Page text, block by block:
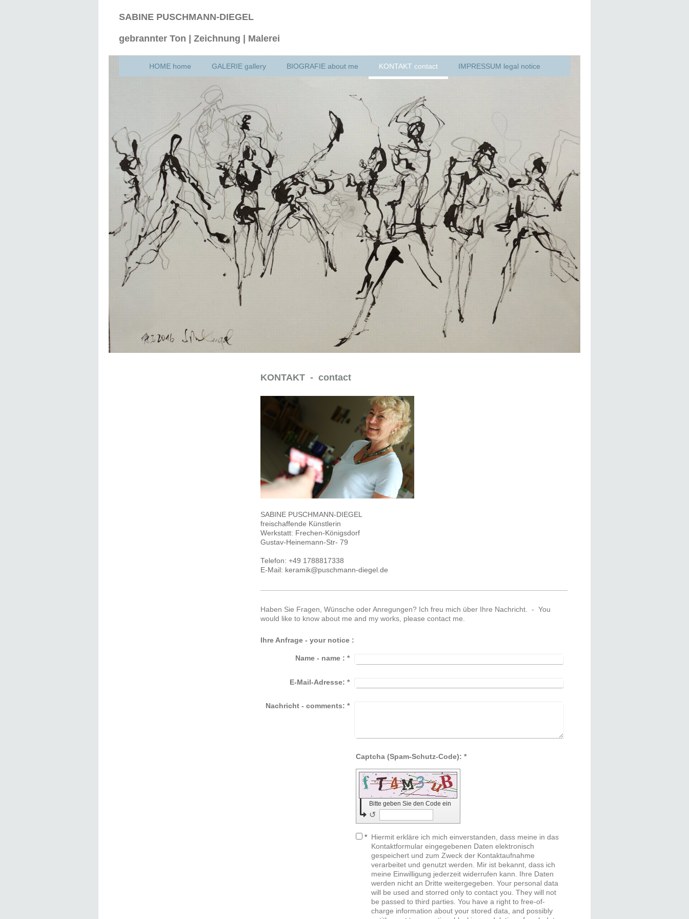
SABINE PUSCHMANN-DIEGEL
gebrannter Ton | Zeichnung | Malerei
HOME home GALERIE gallery BIOGRAFIE about me KONTAKT contact IMPRESSUM legal notice
KONTAKT - contact
SABINE PUSCHMANN-DIEGEL
freischaffende Künstlerin
Werkstatt: Frechen-Königsdorf
Gustav-Heinemann-Str- 79
Telefon: +49 1788817338
E-Mail: keramik@puschmann-diegel.de
Haben Sie Fragen, Wünsche oder Anregungen? Ich freu mich über Ihre Nachricht. - You
would like to know about me and my works, please contact me.
Ihre Anfrage - your notice :
Name - name : *
E-Mail-Adresse: *
Nachricht - comments: *
Captcha (Spam-Schutz-Code): *
Bitte geben Sie den Code ein
↺
*
Hiermit erkläre ich mich einverstanden, dass meine in das
Kontaktformular eingegebenen Daten elektronisch
gespeichert und zum Zweck der Kontaktaufnahme
verarbeitet und genutzt werden. Mir ist bekannt, dass ich
meine Einwilligung jederzeit widerrufen kann. Ihre Daten
werden nicht an Dritte weitergegeben. Your personal data
will be used and storred only to contact you. They will not
be passed to third parties. You have a right to free-of-
charge information about your stored data, and possibly